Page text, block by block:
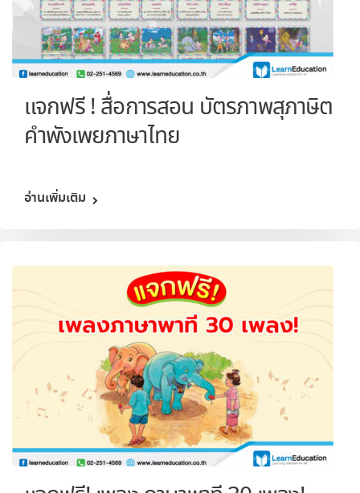
แจกฟรี ! สื่อการสอน บัตรภาพสุภาษิต
คำพังเพยภาษาไทย
อ่านเพิ่มเติม